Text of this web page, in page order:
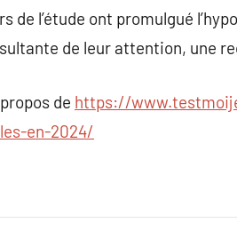
de l’étude ont promulgué
de leur attention, une
de https://
en-2024/